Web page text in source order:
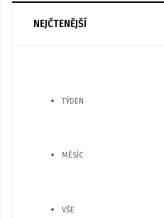
NEJČTENĚJŠÍ
TÝDEN
MĚSÍC
VŠE